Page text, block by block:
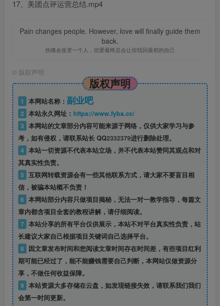
17、美团点评运营总结.mp4
Pain changes people. However, love will finally guide them
back.
伤痛会改变一个人，但爱最终总会让你找回最初的自己
© 版权声明
版权声明
1 本网站名称： 副业吧
2 本站永久网址： https://www.fyba.cc/
3 本网站的文章部分内容可能来源于网络，仅供大家学习与参
考，如有侵权，请联系站长 QQ2332379进行删除处理。
4 本站一切资源不代表本站立场，并不代表本站赞同其观点和对
其真实性负责。
5 互联网转载资源会有一些其他联系方式，请大家不要盲目相
信，被骗本站概不负责！
6 本网站部分内容只做项目揭秘，无法一对一教学指导，每篇文
章内都含项目全套的教程讲解，请仔细阅读。
7 本站分享的所有平台仅供展示，本站不对平台真实性负责，站
长建议大家自己根据项目关键词自己选择平台。
8
因文章发布时间和您阅读文章时间存在时间差，有些项目红利
期可能已经过了，能不能赚钱需要自己判断，本网站仅做资源分
享，不做任何收益保障。
9 本站资源大多存储在云盘，如发现链接失效，请联系我们我们
会第一时间更新。